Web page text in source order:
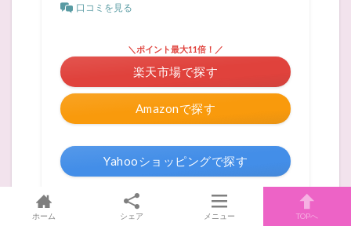
口コミを見る
Amazonで探す
＼ポイント最大11倍！／
楽天市場で探す
Yahooショッピングで探す
メルカリで探す
ホーム シェア メニュー TOPへ